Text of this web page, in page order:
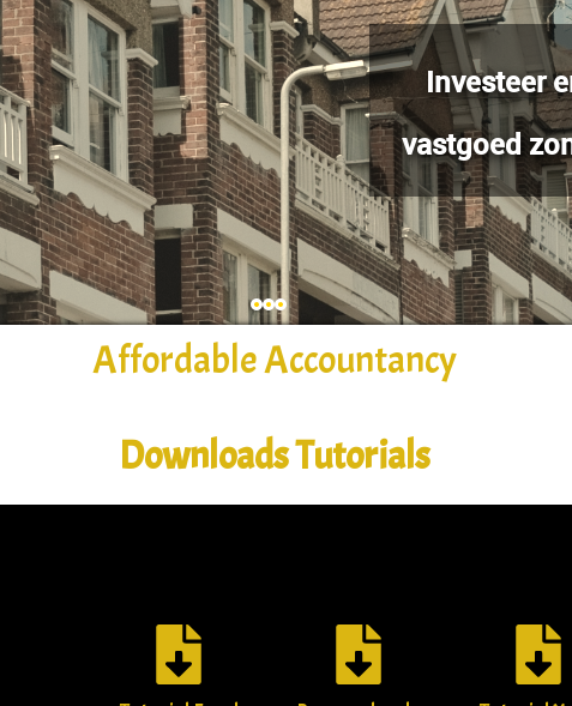
Investeer
vastgoed
Affordable Accountancy
Downloads Tutorials